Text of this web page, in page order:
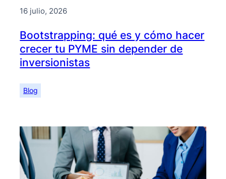
16 julio, 2026
Bootstrapping: qué es y cómo hacer
crecer tu PYME sin depender de
inversionistas
Blog